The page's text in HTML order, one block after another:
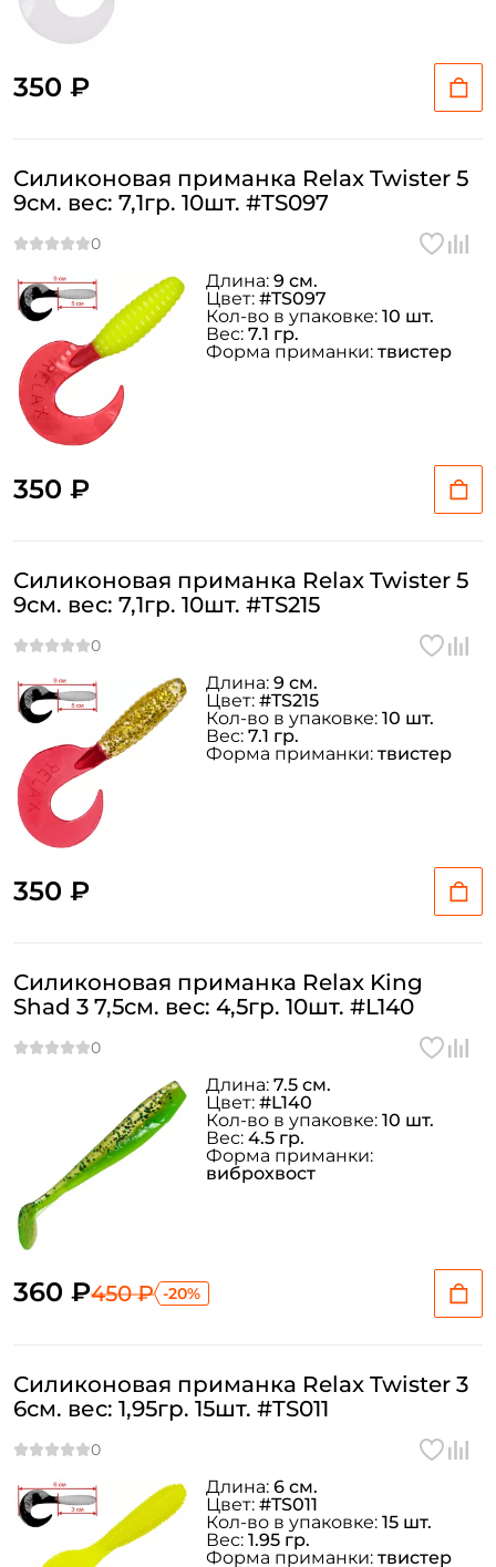
350 ₽
Силиконовая приманка Relax Twister 5
9см. вес: 7,1гр. 10шт. #TS097
350 ₽
Длина: 9 см.
Цвет: #TS097
Кол-во в упаковке: 10 шт.
Вес: 7.1 гр.
Форма приманки: твистер
Силиконовая приманка Relax Twister 5
9см. вес: 7,1гр. 10шт. #TS215
350 ₽
Длина: 9 см.
Цвет: #TS215
Кол-во в упаковке: 10 шт.
Вес: 7.1 гр.
Форма приманки: твистер
Силиконовая приманка Relax King
Shad 3 7,5см. вес: 4,5гр. 10шт. #L140
360 ₽450 ₽ -20%
Длина: 7.5 см.
Цвет: #L140
Кол-во в упаковке: 10 шт.
Вес: 4.5 гр.
Форма приманки:
виброхвост
Силиконовая приманка Relax Twister 3
6см. вес: 1,95гр. 15шт. #TS011
Длина: 6 см.
Цвет: #TS011
Кол-во в упаковке: 15 шт.
Вес: 1.95 гр.
Форма приманки: твистер
Придумайте пароль: *
Повторите пароль: *
персональных данных
Создать аккаунт
У меня уже есть аккаунт